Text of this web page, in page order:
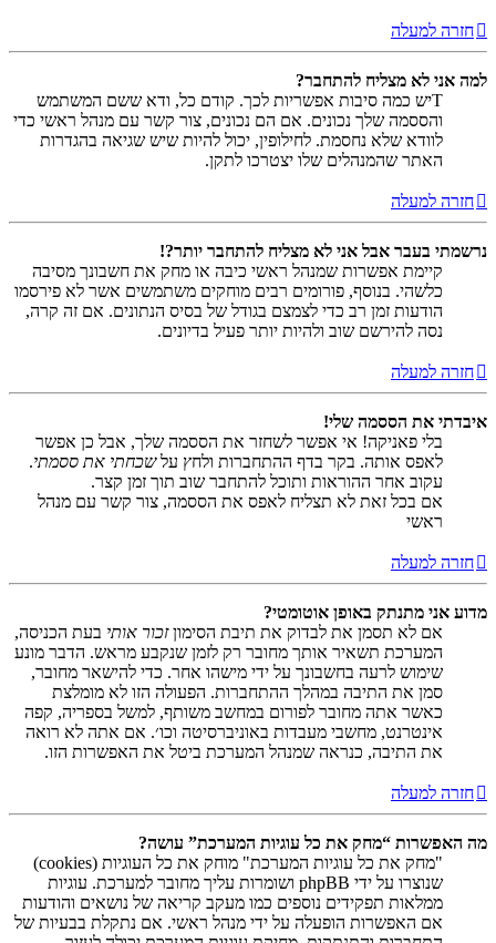
חזרה למעלה
למה אני לא מצליח להתחבר?
Tיש כמה סיבות אפשריות לכך. קודם כל, ודא ששם המשתמש
והססמה שלך נכונים. אם הם נכונים, צור קשר עם מנהל ראשי כדי
לוודא שלא נחסמת. לחילופין, יכול להיות שיש שגיאה בהגדרות
האתר שהמנהלים שלו יצטרכו לתקן.
חזרה למעלה
נרשמתי בעבר אבל אני לא מצליח להתחבר יותר?!
קיימת אפשרות שמנהל ראשי כיבה או מחק את חשבונך מסיבה
כלשהי. בנוסף, פורומים רבים מוחקים משתמשים אשר לא פירסמו
הודעות זמן רב כדי לצמצם בגודל של בסיס הנתונים. אם זה קרה,
נסה להירשם שוב ולהיות יותר פעיל בדיונים.
חזרה למעלה
איבדתי את הססמה שלי!
בלי פאניקה! אי אפשר לשחזר את הססמה שלך, אבל כן אפשר
לאפס אותה. בקר בדף ההתחברות ולחץ עלשכחתי את ססמתי.
עקוב אחר ההוראות ותוכל להתחבר שוב תוך זמן קצר.
אם בכל זאת לא תצליח לאפס את הססמה, צור קשר עם מנהל
ראשי
חזרה למעלה
מדוע אני מתנתק באופן אוטומטי?
אם לא תסמן את לבדוק את תיבת הסימוןזכור אותי בעת הכניסה,
המערכת תשאיר אותך מחובר רק לזמן שנקבע מראש. הדבר מונע
שימוש לרעה בחשבונך על ידי מישהו אחר. כדי להישאר מחובר,
סמן את התיבה במהלך ההתחברות. הפעולה הזו לא מומלצת
כאשר אתה מחובר לפורום במחשב משותף, למשל בספריה, קפה
אינטרנט, מחשבי מעבדות באוניברסיטה וכו׳. אם אתה לא רואה
את התיבה, כנראה שמנהל המערכת ביטל את האפשרות הזו.
חזרה למעלה
מה האפשרות “מחק את כל עוגיות המערכת” עושה?
"מחק את כל עוגיות המערכת" מוחק את כל העוגיות (cookies)
שנוצרו על ידי phpBB ושומרות עליך מחובר למערכת. עוגיות
ממלאות תפקידים נוספים כמו מעקב קריאה של נושאים והודעות
אם האפשרות הופעלה על ידי מנהל ראשי. אם נתקלת בבעיות של